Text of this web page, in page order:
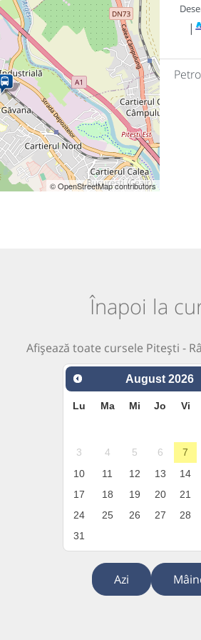
© OpenStreetMap contributors
|
Înapoi la
Afișează toate cursele Pitești -
August 2026
Lu Ma Mi Jo Vi
3
4 5 6 7
10
11 12 13 14
17
18 19 20 21
24
25 26 27 28
31
Azi